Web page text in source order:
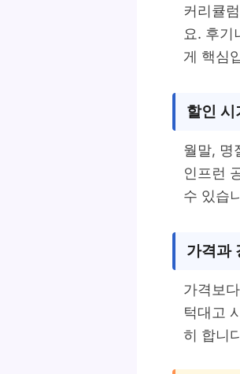
커리큘
요. 후기
게 핵심
할인 시
월말, 명
인프런
수 있습
가격과
가격보
턱대고
히 합니